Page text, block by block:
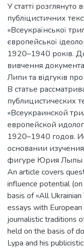
У статті розглянуто
публіцистичних
«Всеукраїнської
європейської
1920–1940 років.
вивчення
Липи та відгуків
В статье
публицистических
«Всеукраинской
европейской
1920–1940 годов.
основании
фигуре Юрия Лыпы
An article covers
influence potential
basis of «All
essays with European
journalistic traditions
held on the basis of
Lypa and his